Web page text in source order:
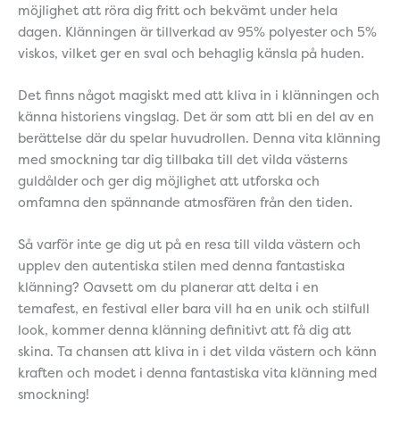
möjlighet att röra dig fritt och bekvämt under hela
dagen. Klänningen är tillverkad av 95% polyester och 5%
viskos, vilket ger en sval och behaglig känsla på huden.
Det finns något magiskt med att kliva in i klänningen och
känna historiens vingslag. Det är som att bli en del av en
berättelse där du spelar huvudrollen. Denna vita klänning
med smockning tar dig tillbaka till det vilda västerns
guldålder och ger dig möjlighet att utforska och
omfamna den spännande atmosfären från den tiden.
Så varför inte ge dig ut på en resa till vilda västern och
upplev den autentiska stilen med denna fantastiska
klänning? Oavsett om du planerar att delta i en
temafest, en festival eller bara vill ha en unik och stilfull
look, kommer denna klänning definitivt att få dig att
skina. Ta chansen att kliva in i det vilda västern och känn
kraften och modet i denna fantastiska vita klänning med
smockning!